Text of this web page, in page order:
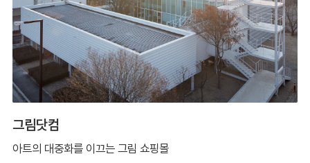
그림닷컴
아트의 대중화를 이끄는 그림 쇼핑몰